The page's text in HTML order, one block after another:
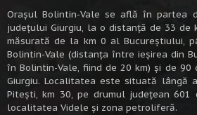
Oraşul Bolintin-Vale se află în partea
judeţului Giurgiu, la o distanţă de 33 de
măsurată de la km 0 al Bucureștiului,
Bolintin-Vale (distanța între ieșirea din
în Bolintin-Vale, fiind de 20 km) şi de 90
Giurgiu. Localitatea este situată lângă
Piteşti, km 30, pe drumul judeţean 601
localitatea Videle şi zona petroliferă.